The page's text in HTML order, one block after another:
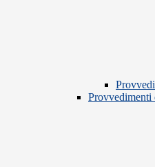
Provvedimenti